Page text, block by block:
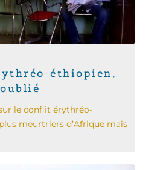
éthiopien,
le conflit érythréo-
meurtriers d’Afrique mais